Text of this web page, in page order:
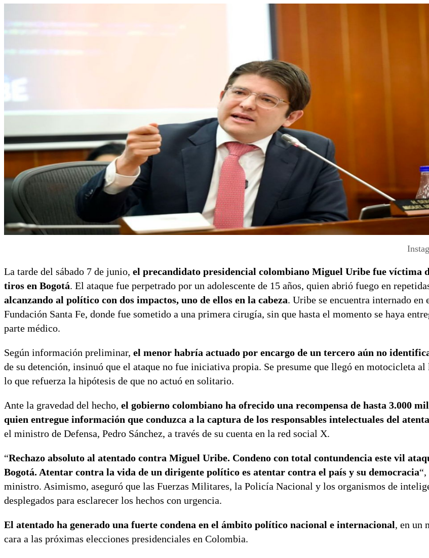
La tarde del sábado 7 de junio, el precandidato presidencial colombiano Miguel Uribe fue víctima
tiros en Bogotá. El ataque fue perpetrado por un adolescente de 15 años, quien abrió fuego en
alcanzando al político con dos impactos, uno de ellos en la cabeza. Uribe se encuentra internado en
Fundación Santa Fe, donde fue sometido a una primera cirugía, sin que hasta el momento se haya
parte médico.
Según información preliminar, el menor habría actuado por encargo de un tercero aún no
de su detención, insinuó que el ataque no fue iniciativa propia. Se presume que llegó en motocicleta al
lo que refuerza la hipótesis de que no actuó en solitario.
Ante la gravedad del hecho, el gobierno colombiano ha ofrecido una recompensa de hasta 3.000
quien entregue información que conduzca a la captura de los responsables intelectuales del
el ministro de Defensa, Pedro Sánchez, a través de su cuenta en la red social X.
“Rechazo absoluto al atentado contra Miguel Uribe. Condeno con total contundencia este vil
Bogotá. Atentar contra la vida de un dirigente político es atentar contra el país y su democracia
ministro. Asimismo, aseguró que las Fuerzas Militares, la Policía Nacional y los organismos de
desplegados para esclarecer los hechos con urgencia.
El atentado ha generado una fuerte condena en el ámbito político nacional e internacional, en un
cara a las próximas elecciones presidenciales en Colombia.